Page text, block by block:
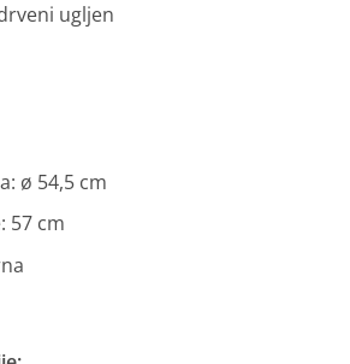
ugljen
ø 54,5 cm
57 cm